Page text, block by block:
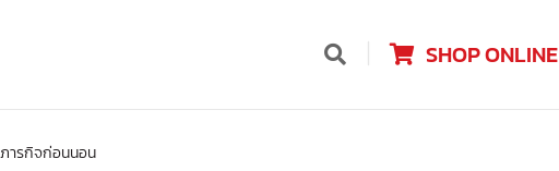
SHOP ONLINE
ารกิจก่อนนอน